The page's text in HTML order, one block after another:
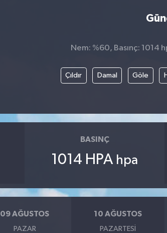
Nem: %60, Basınç: 1014
Çıldır Damal Göle
BASINÇ
1014 HPA hpa
09 AĞUSTOS
PAZAR
10 AĞUSTOS
PAZARTESI